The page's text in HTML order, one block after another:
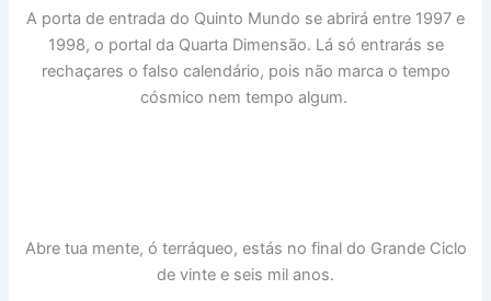
A porta de entrada do Quinto Mundo se abrirá entre 1997 e
1998, o portal da Quarta Dimensão. Lá só entrarás se
rechaçares o falso calendário, pois não marca o tempo
cósmico nem tempo algum.
Abre tua mente, ó terráqueo, estás no final do Grande Ciclo
de vinte e seis mil anos.